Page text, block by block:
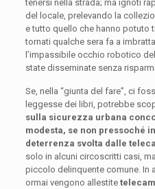
tenersi nella strada; ma ignoti
del locale, prelevando la
e tutto quello che hanno potuto
tornati qualche sera fa a
l’impassibile occhio robotico
state disseminate senza
Se, nella “giunta del fare”, ci
leggesse dei libri, potrebbe
sulla sicurezza urbana
modesta, se non pressoché
deterrenza svolta dalle
solo in alcuni circoscritti casi,
piccolo delinquente comune. In
ormai vengono allestite